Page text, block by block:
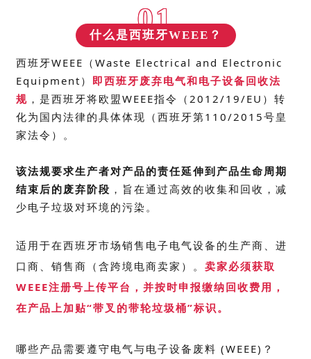
01
什么是西班牙WEEE？
西班牙WEEE（Waste Electrical and Electronic
Equipment） 即西班牙废弃电气和电子设备回收法
规 ，是西班牙将欧盟WEEE指令（2012/19/EU）转
化为国内法律的具体体现（西班牙第110/2015号皇
家法令）。
该法规要求生产者对产品的责任延伸到产品生命周期
结束后的废弃阶段 ，旨在通过高效的收集和回收，减
少电子垃圾对环境的污染。
适用于在西班牙市场销售电子电气设备的生产商、进
口商、销售商（含跨境电商卖家）。 卖家必须获取
WEEE注册号上传平台，并按时申报缴纳回收费用 ，
在产品上加贴“带叉的带轮垃圾桶”标识。
哪些产品需要遵守电气与电子设备废料 (WEEE)？